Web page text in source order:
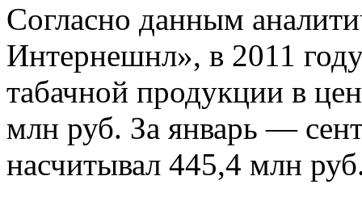
Согласно данным
Интернешнл», в 2011
табачной продукции в
млн руб. За январь —
насчитывал 445,4 млн